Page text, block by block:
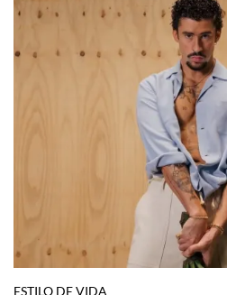
ESTILO DE VIDA